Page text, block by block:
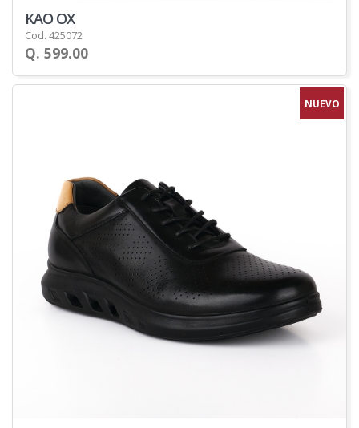
KAO OX
Cod. 425072
Q. 599.00
NUEVO